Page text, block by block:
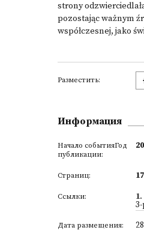
strony
pozostając ważnym
współczesnej, jako
Разместить:
Информация
Начало событияГод
публикации:
Страниц:
Ссылки: 1.
Дата размещения: